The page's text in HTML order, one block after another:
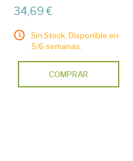
34,69 €
Sin Stock. Disponible en
5/6 semanas.
COMPRAR